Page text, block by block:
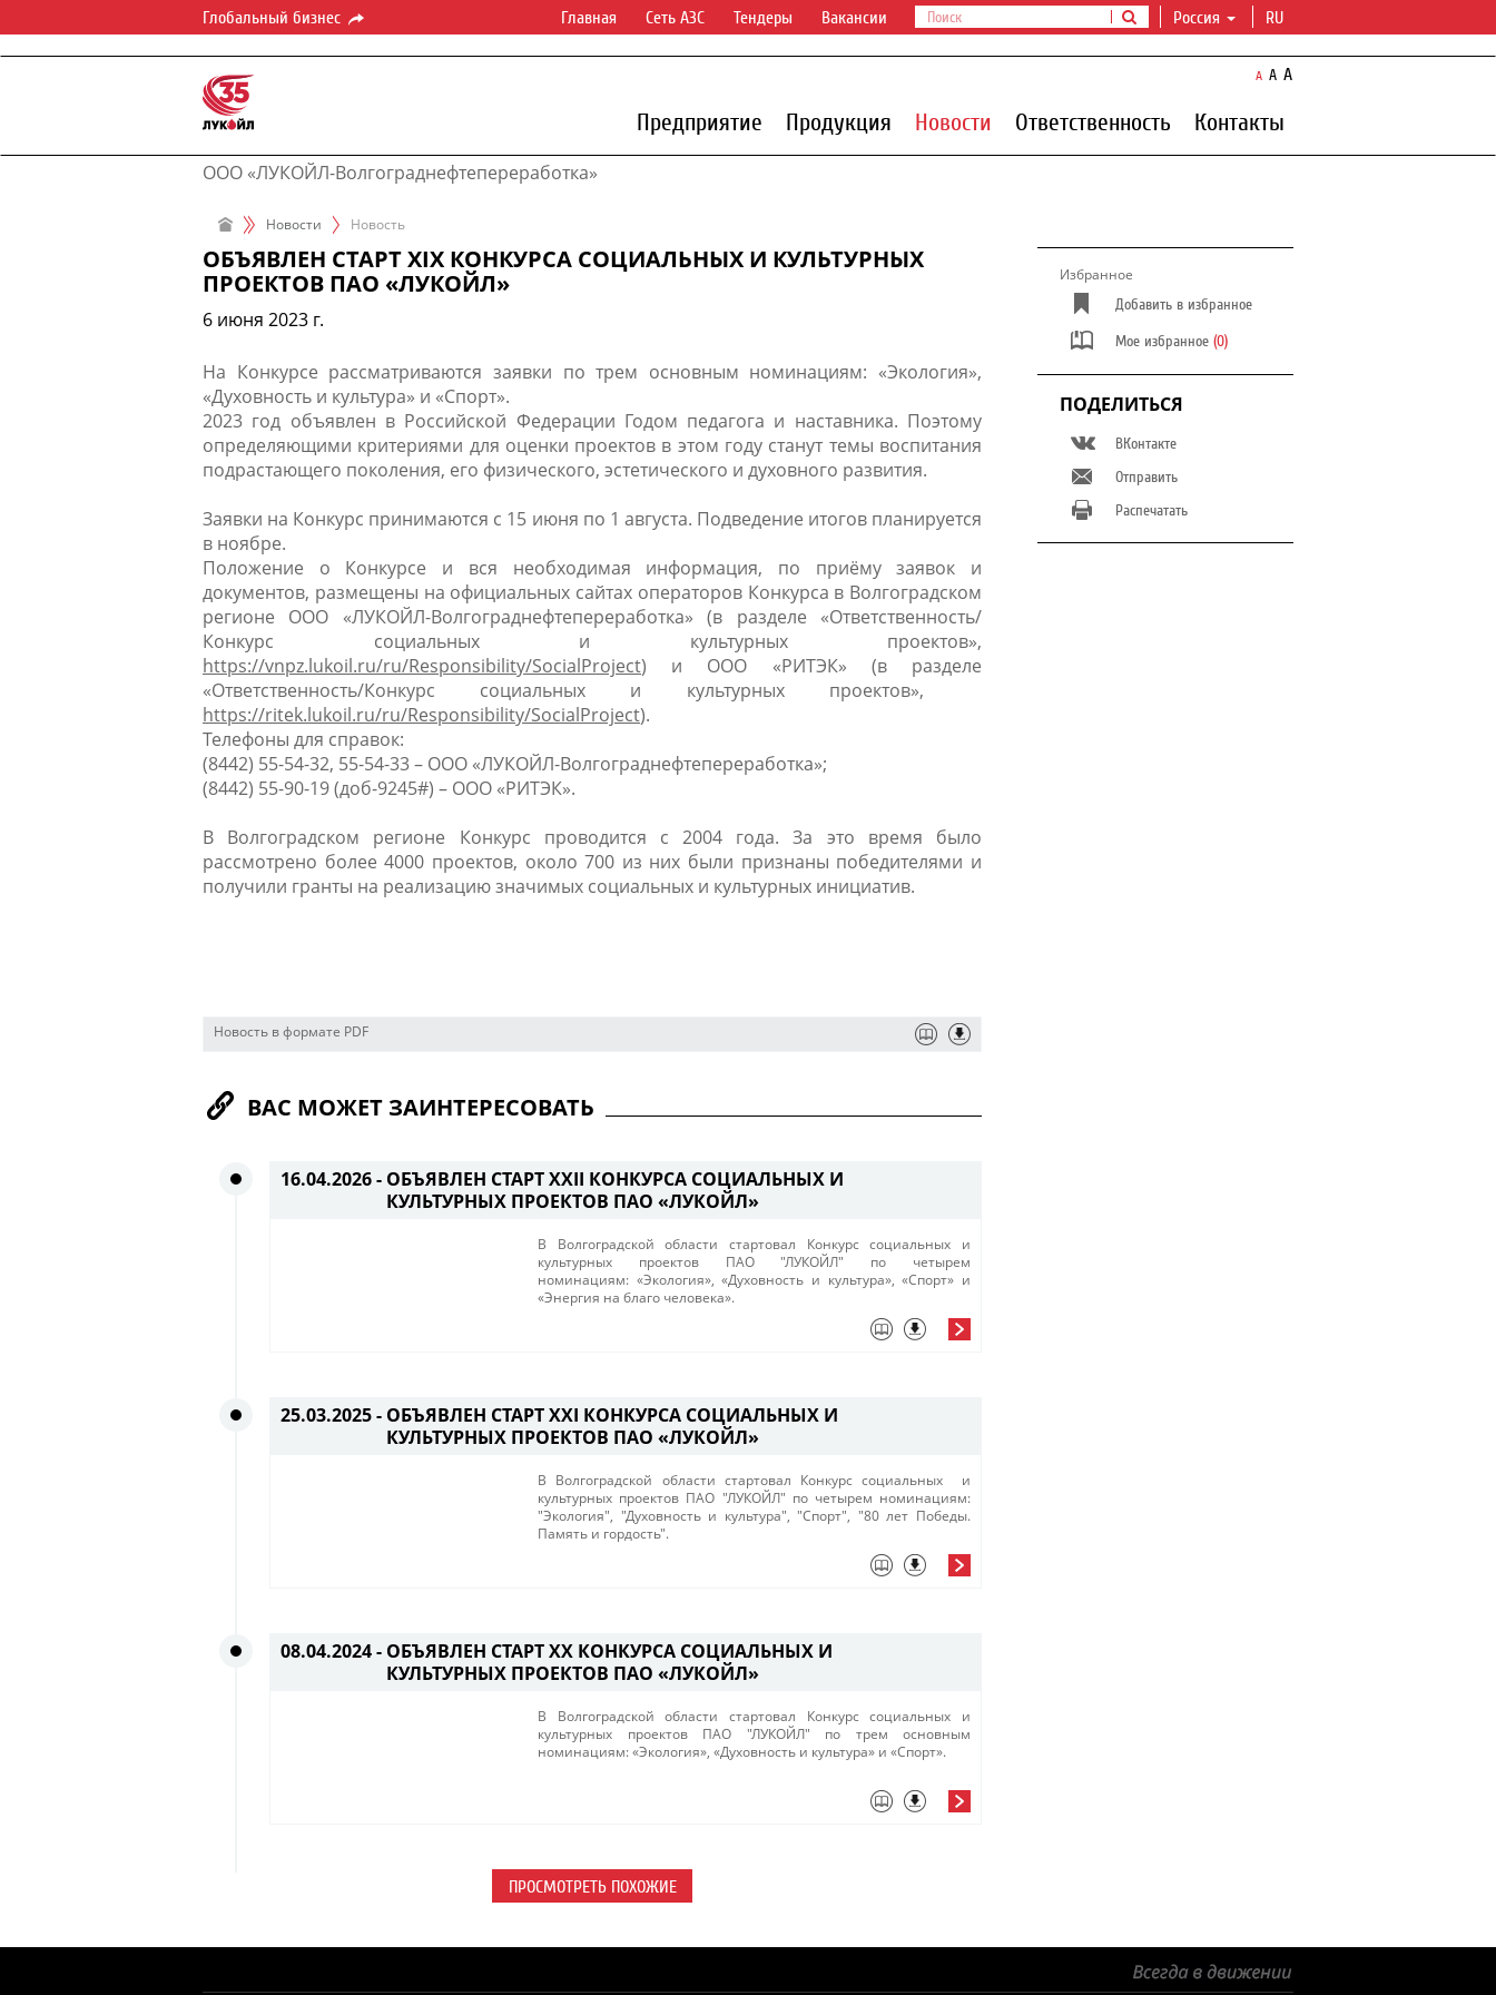
Глобальный бизнес Россия RU
Главная Сеть АЗС Тендеры Вакансии
A A A
Предприятие Продукция Новости Ответственность Контакты
ООО «ЛУКОЙЛ-Волгограднефтепереработка»
Новости Новость
ОБЪЯВЛЕН СТАРТ XIX КОНКУРСА СОЦИАЛЬНЫХ И КУЛЬТУРНЫХ
ПРОЕКТОВ ПАО «ЛУКОЙЛ»
6 июня 2023 г.
На Конкурсе рассматриваются заявки по трем основным номинациям: «Экология»,
«Духовность и культура» и «Спорт».
2023 год объявлен в Российской Федерации Годом педагога и наставника. Поэтому
определяющими критериями для оценки проектов в этом году станут темы воспитания
подрастающего поколения, его физического, эстетического и духовного развития.
Заявки на Конкурс принимаются с 15 июня по 1 августа. Подведение итогов планируется
в ноябре.
Положение о Конкурсе и вся необходимая информация, по приёму заявок и
документов, размещены на официальных сайтах операторов Конкурса в Волгоградском
регионе ООО «ЛУКОЙЛ-Волгограднефтепереработка» (в разделе «Ответственность/
Конкурс социальных и культурных проектов»,
https://vnpz.lukoil.ru/ru/Responsibility/SocialProject) и ООО «РИТЭК» (в разделе
«Ответственность/Конкурс социальных и культурных проектов»,
https://ritek.lukoil.ru/ru/Responsibility/SocialProject).
Телефоны для справок:
(8442) 55-54-32, 55-54-33 – ООО «ЛУКОЙЛ-Волгограднефтепереработка»;
(8442) 55-90-19 (доб-9245#) – ООО «РИТЭК».
В Волгоградском регионе Конкурс проводится с 2004 года. За это время было
рассмотрено более 4000 проектов, около 700 из них были признаны победителями и
получили гранты на реализацию значимых социальных и культурных инициатив.
Новость в формате PDF
ВАС МОЖЕТ ЗАИНТЕРЕСОВАТЬ
16.04.2026 - ОБЪЯВЛЕН СТАРТ XXII КОНКУРСА СОЦИАЛЬНЫХ И
КУЛЬТУРНЫХ ПРОЕКТОВ ПАО «ЛУКОЙЛ»
В Волгоградской области стартовал Конкурс социальных и
культурных проектов ПАО "ЛУКОЙЛ"​ по четырем
номинациям: «Экология», «Духовность и культура», «Спорт» и
«Энергия на благо человека».
25.03.2025 - ОБЪЯВЛЕН СТАРТ XXI КОНКУРСА СОЦИАЛЬНЫХ И
КУЛЬТУРНЫХ ПРОЕКТОВ ПАО «ЛУКОЙЛ»
В Волгоградской области стартовал Конкурс социальных и
культурных проектов ПАО "ЛУКОЙЛ" по четырем номинациям:
"Экология", "Духовность и культура", "Спорт", "80 лет Победы.
Память и гордость".
08.04.2024 - ОБЪЯВЛЕН СТАРТ XX КОНКУРСА СОЦИАЛЬНЫХ И
КУЛЬТУРНЫХ ПРОЕКТОВ ПАО «ЛУКОЙЛ»
В Волгоградской области стартовал Конкурс социальных и
культурных проектов ПАО "ЛУКОЙЛ" по трем основным
номинациям: «Экология», «Духовность и культура» и «Спорт».
ПРОСМОТРЕТЬ ПОХОЖИЕ
Избранное
Добавить в избранное
Мое избранное (0)
ПОДЕЛИТЬСЯ
ВКонтакте
Отправить
Распечатать